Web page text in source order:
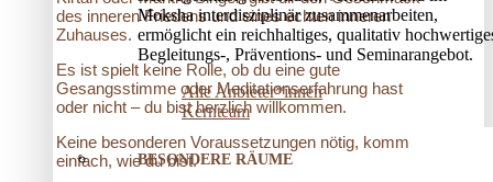
Moksha interdisziplinär zusammenarbeiten,
ermöglicht ein reichhaltiges, qualitativ
Begleitungs-, Präventions­- und Seminarangebot.
Alle Anbieter*innen
Kernteam
BESONDERE RÄUME
des inneren Friedens und eines echten inneren
Zuhauses.
Es ist spielt keine Rolle, ob du eine gute
Gesangsstimme oder Meditationserfahrung hast
oder nicht – du bist herzlich willkommen.
Keine besonderen Voraussetzungen nötig, komm
einfach, wie du bist.